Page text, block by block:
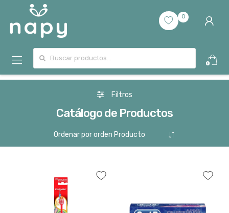
0
0
Filtros
Catálogo de Productos